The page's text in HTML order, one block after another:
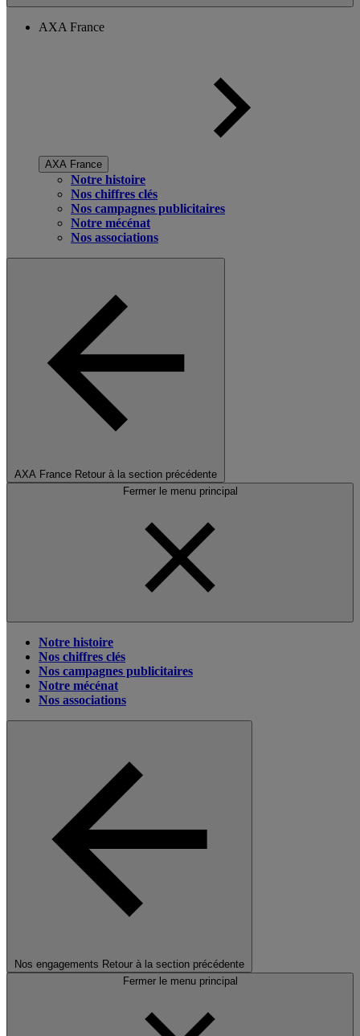
AXA France
AXA France
Notre histoire
Nos chiffres clés
Nos campagnes publicitaires
Notre mécénat
Nos associations
AXA France Retour à la section précédente
Fermer le menu principal
Notre histoire
Nos chiffres clés
Nos campagnes publicitaires
Notre mécénat
Nos associations
Nos engagements Retour à la section précédente
Fermer le menu principal